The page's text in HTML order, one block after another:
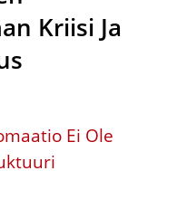
Kriisi Ja
Ei Ole